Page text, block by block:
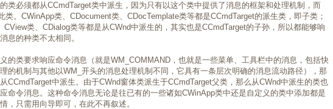
类必须都从CCmdTarget类中派生，因为只有以这个类中提供了消息的框架和处理机制，而
类。CWinApp类、CDocument类、CDocTemplate类等都是CCmdTarget的派生类，即子类；
CView类、CDialog类等都是从CWnd中派生的，其实也是CCmdTarget的子孙，所以都能够响
息的种类不太相同。
的类要求响应命令消息（就是WM_COMMAND，也就是一些菜单、工具栏中的消息，包括快
的机制与其他以WM_开头的消息处理机制不同，它具有一条层次明确的消息流动路径），那
CCmdTarget中派生。由于CWnd窗体类派生于CCmdTarget父类，那么从CWnd中派生的类也
命令消息。这种命令消息无论是往已有的一些诸如CWinApp类中还是自定义的类中添加都是
，只需用向导即可，在此不再叙述。